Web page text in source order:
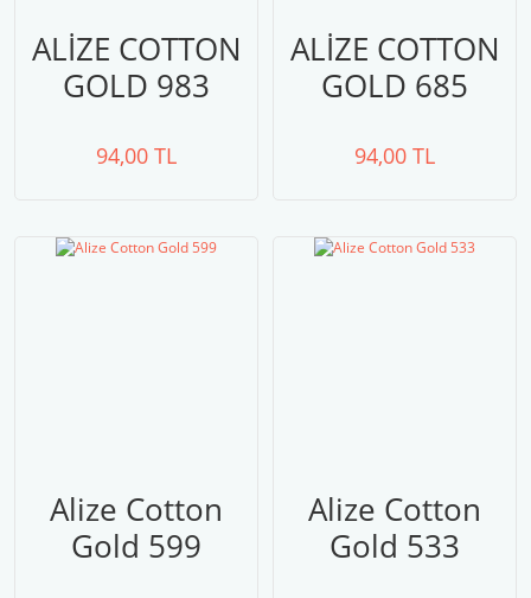
ALİZE COTTON
GOLD 983
94,00 TL
ALİZE COTTON
GOLD 685
94,00 TL
Alize Cotton
Gold 599
Alize Cotton
Gold 533